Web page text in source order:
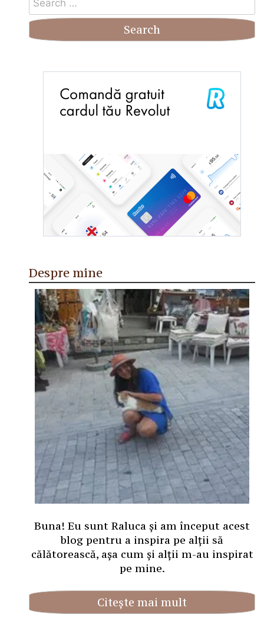
for:
Despre mine
Buna! Eu sunt Raluca și am început acest
blog pentru a inspira pe alții să
călătorească, așa cum și alții m-au inspirat
pe mine.
Citește mai mult